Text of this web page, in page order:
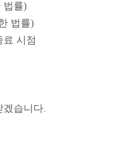
법률)
법률)
시점
겠습니다.